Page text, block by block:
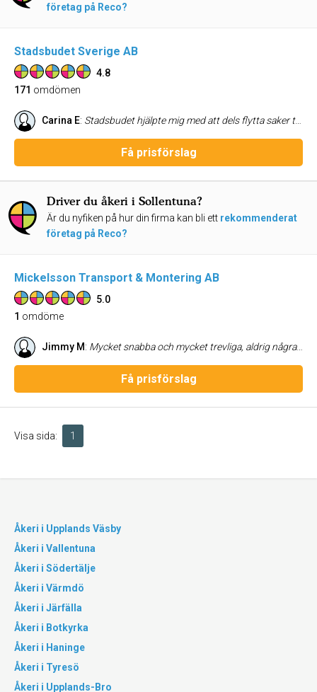
företag på Reco?
Stadsbudet Sverige AB
4.8
171 omdömen
Carina E: Stadsbudet hjälpte mig med att dels flytta saker till ett förråd, dels att flytta ALLT från en lägenhet till en annan (inkl. skydd av möbler etc.). Trots en del strul av mig vid bokningen så genomfördes allt galant och smidigt! :-) Det var ett gäng positiva/glada/trevliga killar som kånkade och bar. Jag har anlitat Stadsbudet vid tidigare flyttar och jag har aldrig haft något att klaga på. Tvärtom! Rekommenderar verkligen de som ska flytta att anlita Stadsbudet. Stort TACK till alla som jag haft kontakt med! Ingen nämnd, ingen glömd. //Carina
Få prisförslag
Driver du åkeri i Sollentuna?
Är du nyfiken på hur din firma kan bli ett rekommenderat
företag på Reco?
Mickelsson Transport & Montering AB
5.0
1 omdöme
Jimmy M: Mycket snabba och mycket trevliga, aldrig några problem! Dom har tre olika bilar för olika typer av transporter vilket löser våra problem jätte bra!
Få prisförslag
Visa sida: 1
Åkeri i Upplands Väsby
Åkeri i Vallentuna
Åkeri i Södertälje
Åkeri i Värmdö
Åkeri i Järfälla
Åkeri i Botkyrka
Åkeri i Haninge
Åkeri i Tyresö
Åkeri i Upplands-Bro